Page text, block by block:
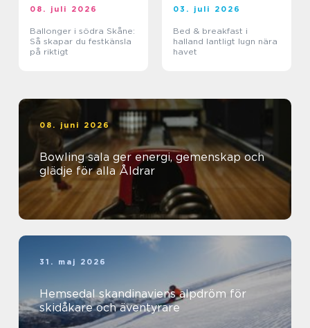
08. juli 2026
Ballonger i södra Skåne:
Så skapar du festkänsla
på riktigt
03. juli 2026
Bed & breakfast i
halland lantligt lugn nära
havet
08. juni 2026
Bowling sala ger energi, gemenskap och
glädje för alla Åldrar
31. maj 2026
Hemsedal skandinaviens alpdröm för
skidåkare och äventyrare